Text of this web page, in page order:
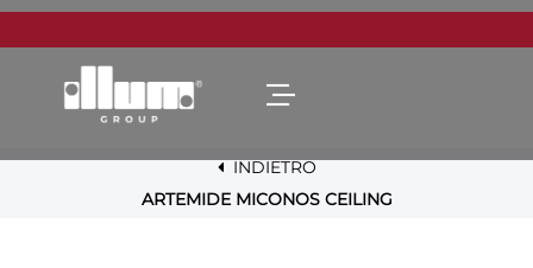
Open menu
INDIETRO
ARTEMIDE MICONOS CEILING